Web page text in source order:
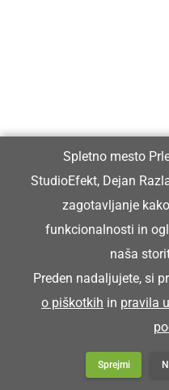
Spletno mesto
StudioEfekt, Dejan
zagotavljanje
funkcionalnosti in
naša
Preden nadaljujete, si
o piškotkih in pravila
Sprejmi